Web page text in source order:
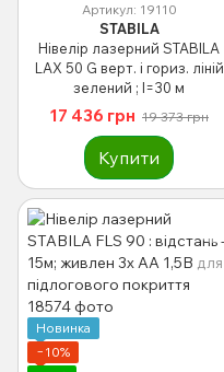
Артикул: 19110
STABILA
Нівелір лазерний STABILA
LAX 50 G верт. і гориз. ліній
зелений ; l=30 м
17 436 грн 19 373 грн
Купити
Новинка
−10%